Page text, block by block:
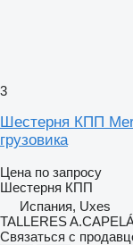
3
Шестерня КПП
грузовика
Цена по запросу
Шестерня КПП
Испания, Uxes
TALLERES
Связаться с